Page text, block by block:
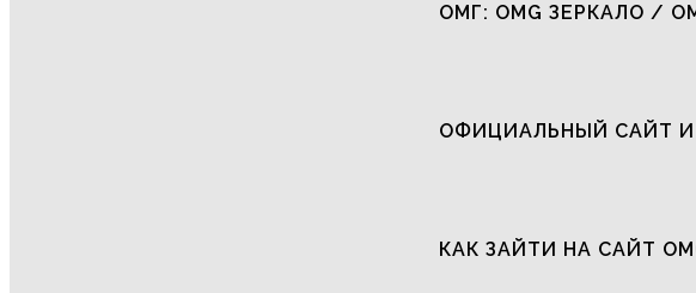
ОМГ: OMG ЗЕРКАЛО /
ОФИЦИАЛЬНЫЙ САЙТ И
КАК ЗАЙТИ НА САЙТ